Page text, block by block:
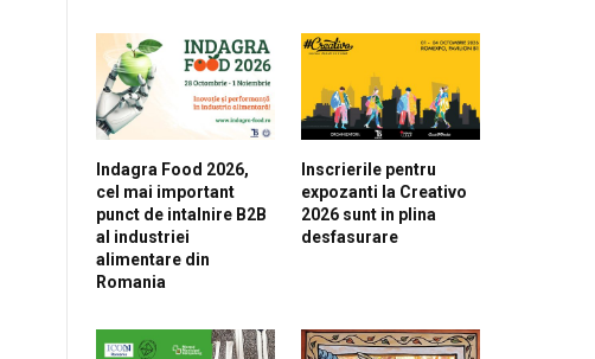
Indagra Food 2026,
cel mai important
punct de intalnire B2B
al industriei
alimentare din
Romania
Inscrierile pentru
expozanti la Creativo
2026 sunt in plina
desfasurare